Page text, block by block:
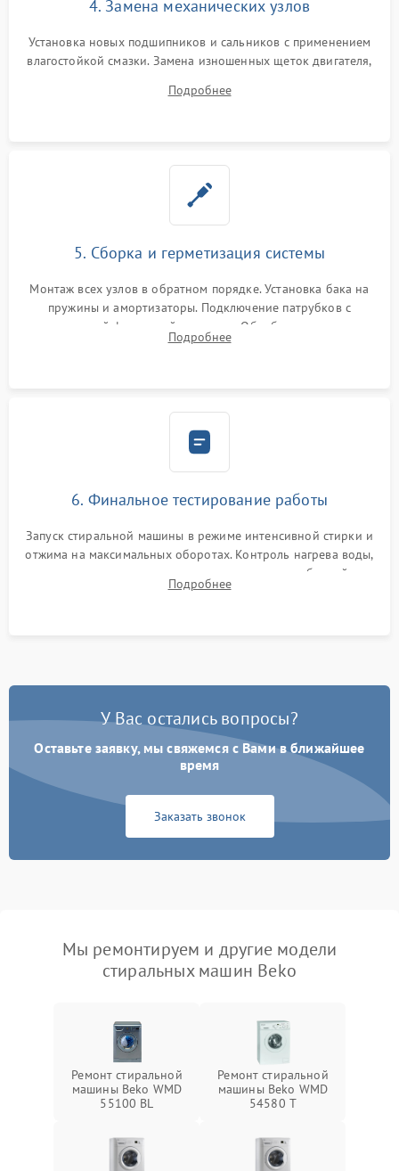
4. Замена механических узлов
Установка новых подшипников и сальников с применением
влагостойкой смазки. Замена изношенных щеток двигателя,
или поврежденной резиновой манжеты.
Подробнее
5. Сборка и герметизация системы
Монтаж всех узлов в обратном порядке. Установка бака на
пружины и амортизаторы. Подключение патрубков с
надежной фиксацией хомутами. Обработка стыков
герметиком для предотвращения возможных протечек воды.
Подробнее
6. Финальное тестирование работы
Запуск стиральной машины в режиме интенсивной стирки и
отжима на максимальных оборотах. Контроль нагрева воды,
корректности слива, отсутствия излишних вибраций,
посторонних стуков и протечек под корпусом.
Подробнее
У Вас остались вопросы?
Оставьте заявку, мы свяжемся с Вами в ближайшее
время
Заказать звонок
Мы ремонтируем и другие модели
стиральных машин Beko
Ремонт стиральной
машины Beko WMD
55100 BL
Ремонт стиральной
машины Beko WMD
54580 T